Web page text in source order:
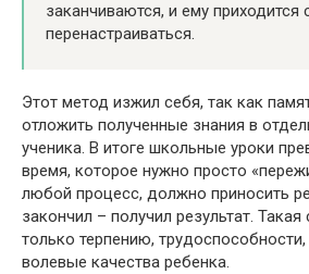
заканчиваются, и ему приходится
перенастраиваться.
Этот метод изжил себя, так как
отложить полученные знания в
ученика. В итоге школьные уроки
время, которое нужно просто
любой процесс, должно приносить
закончил – получил результат. Такая
только терпению,
волевые качества ребенка.